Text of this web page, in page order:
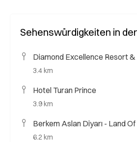
Sehenswürdigkeiten in
Diamond Excellence Resort &
3.4 km
Hotel Turan Prince
3.9 km
Berkem Aslan Diyarı - Land
6.2 km